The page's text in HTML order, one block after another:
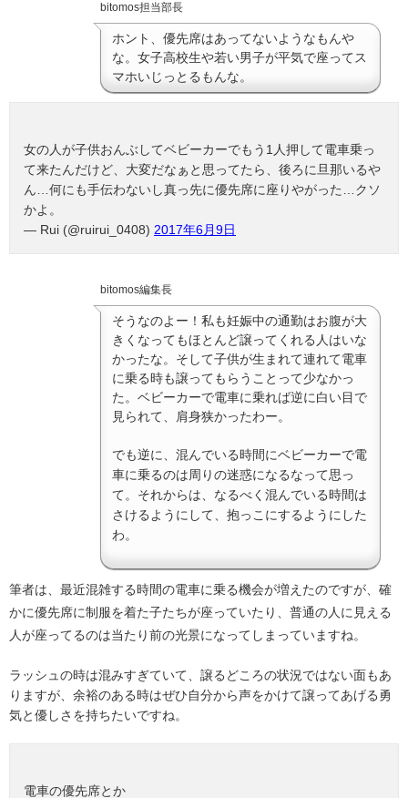
bitomos担当部長
ホント、優先席はあってないようなもんや
な。女子高校生や若い男子が平気で座ってス
マホいじっとるもんな。
女の人が子供おんぶしてベビーカーでもう1人押して電車乗っ
て来たんだけど、大変だなぁと思ってたら、後ろに旦那いるや
ん…何にも手伝わないし真っ先に優先席に座りやがった…クソ
かよ。
— Rui (@ruirui_0408) 2017年6月9日
bitomos編集長
そうなのよー！私も妊娠中の通勤はお腹が大
きくなってもほとんど譲ってくれる人はいな
かったな。そして子供が生まれて連れて電車
に乗る時も譲ってもらうことって少なかっ
た。ベビーカーで電車に乗れば逆に白い目で
見られて、肩身狭かったわー。
でも逆に、混んでいる時間にベビーカーで電
車に乗るのは周りの迷惑になるなって思っ
て。それからは、なるべく混んでいる時間は
さけるようにして、抱っこにするようにした
わ。
筆者は、最近混雑する時間の電車に乗る機会が増えたのですが、確
かに優先席に制服を着た子たちが座っていたり、普通の人に見える
人が座ってるのは当たり前の光景になってしまっていますね。
ラッシュの時は混みすぎていて、譲るどころの状況ではない面もあ
りますが、余裕のある時はぜひ自分から声をかけて譲ってあげる勇
気と優しさを持ちたいですね。
電車の優先席とか